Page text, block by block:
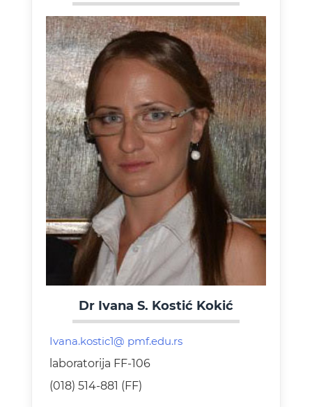
Dr Ivana S. Kostić Kokić
laboratorija FF-106
(018) 514-881 (FF)